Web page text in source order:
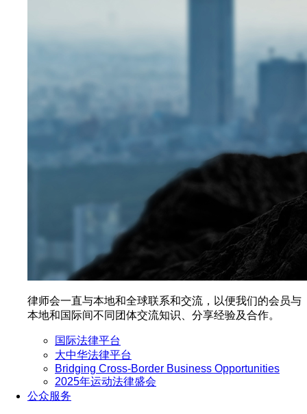
律师会一直与本地和全球联系和交流，以便我们的会员与
本地和国际间不同团体交流知识、分享经验及合作。
国际法律平台
大中华法律平台
Bridging Cross-Border Business Opportunities
2025年运动法律盛会
公众服务